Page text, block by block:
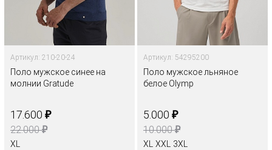
Артикул: 210-20-24
Поло мужское синее на
молнии Gratude
17.600 ₽
22.000₽
XL
Артикул: 54295200
Поло мужское льняное
белое Olymp
5.000 ₽
10.000₽
XL XXL 3XL